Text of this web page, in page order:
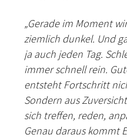
„Gerade im Moment
ziemlich dunkel. Und
ja auch jeden Tag.
immer schnell rein.
entsteht Fortschritt
Sondern aus
sich treffen, reden,
Genau daraus kommt